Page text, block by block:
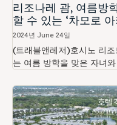
리조나레 괌, 여름방
할 수 있는 ‘차모로
2024년 June 24일
(트래블앤레저)호시노 리
는 여름 방학을 맞은 자녀